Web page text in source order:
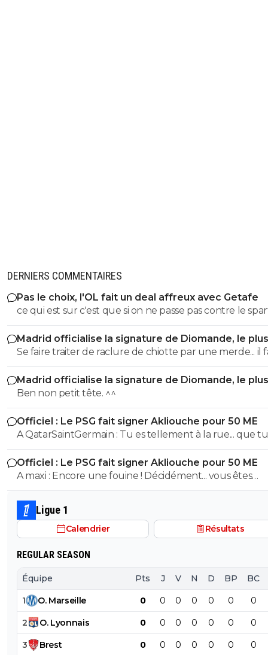
DERNIERS COMMENTAIRES
Pas le choix, l'OL fait un deal affreux avec Getafe
ce qui est sur c'est que si on ne passe pas contre le
ca fait etre la grande braderie
Madrid officialise la signature de Diomande, le
transfert de son histoire
Se faire traiter de raclure de chiotte par une merde... il
faire. Mdr
Madrid officialise la signature de Diomande, le
transfert de son histoire
Ben non petit tête. ^^
Officiel : Le PSG fait signer Akliouche pour 50 ME
A QatarSaintGermain : Tu es tellement à la rue... que tu n'as
même pas compris que l'ASM était l'adversaire direct
cette saison.
Officiel : Le PSG fait signer Akliouche pour 50 ME
A maxi : Encore une fouine ! Décidément... vous êtes
beaucoup ^^
Ligue 1
Calendrier Résultats
REGULAR SEASON
Équipe Pts J V N D BP BC
1 O. Marseille 0 0 0 0 0 0 0
2 O. Lyonnais 0 0 0 0 0 0 0
3 Brest 0 0 0 0 0 0 0